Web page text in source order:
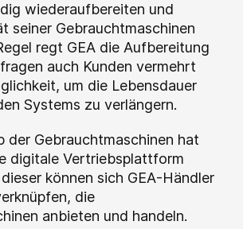
wiederaufbereiten und
seiner Gebrauchtmaschinen
regt GEA die Aufbereitung
auch Kunden vermehrt
um die Lebensdauer
Systems zu verlängern.
der Gebrauchtmaschinen hat
digitale Vertriebsplattform
können sich GEA-Händler
die
anbieten und handeln.